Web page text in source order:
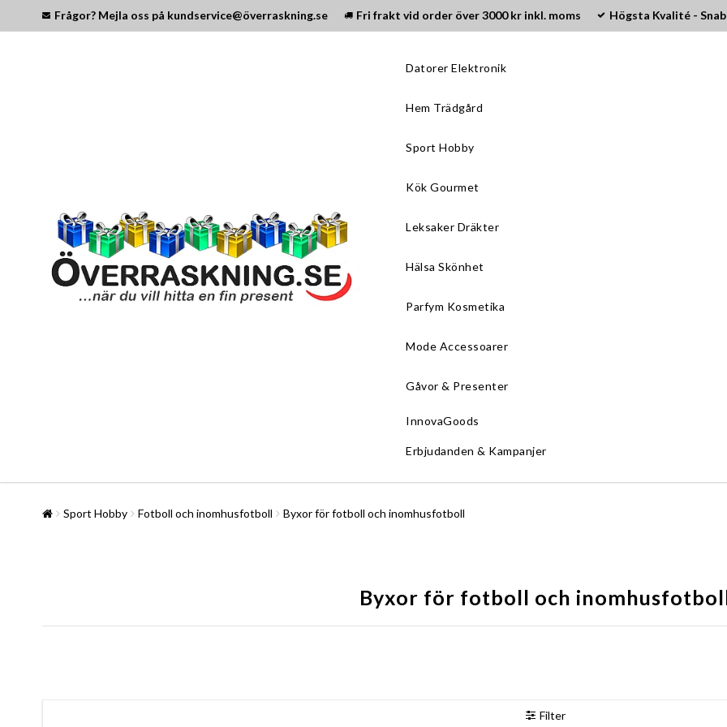
Frågor? Mejla oss på kundservice@överraskning.se Fri frakt vid order över 3000 kr inkl. moms Högsta Kvalité -
Datorer Elektronik
Hem Trädgård
Sport Hobby
Kök Gourmet
Leksaker Dräkter
Hälsa Skönhet
Parfym Kosmetika
Mode Accessoarer
Gåvor & Presenter
InnovaGoods
Erbjudanden & Kampanjer
Sport Hobby Fotboll och inomhusfotboll Byxor för fotboll och inomhusfotboll
Byxor för fotboll och
Filter